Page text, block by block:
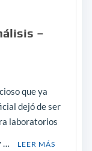
–
que ya
dejó de ser
laboratorios
…
LEER MÁS